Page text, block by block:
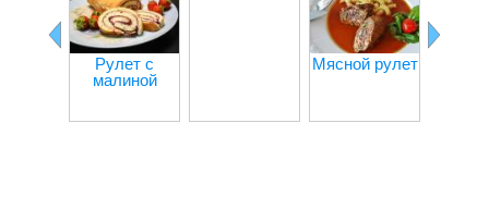
Рулет с
малиной
Мясной рулет